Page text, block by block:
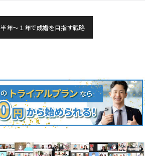
半年～１年で成婚を目指す戦略